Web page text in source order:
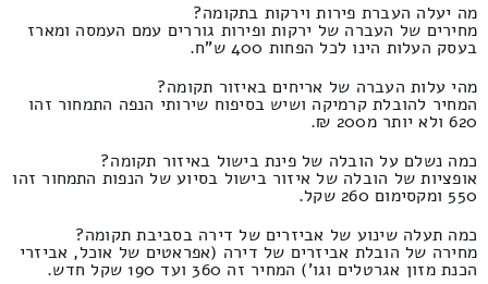
מה יעלה העברת פירות וירקות בתקומה?
מחירים של העברה של ירקות ופירות גוררים עמם העמסה ומארז
בעסק העלות הינו לכל הפחות 400 ש"ח.
מהי עלות העברה של אריחים באיזור תקומה?
המחיר להובלת קרמיקה ושיש בסיפוח שירותי הנפה התמחור זהו
620 ולא יותר מ200 ₪.
כמה נשלם על הובלה של פינת בישול באיזור תקומה?
אופציות של הובלה של איזור בישול בסיוע של הנפות התמחור זהו
550 ומקסימום 260 שקל.
כמה תעלה שינוע של אביזרים של דירה בסביבת תקומה?
מחירה של הובלת אביזרים של דירה (אפראטים של אוכל, אביזרי
הכנת מזון אגרטלים וגו') המחיר זה 360 ועד 190 שקל חדש.